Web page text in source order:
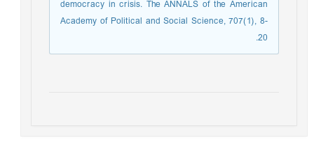
democracy in crisis. The ANNALS of the American
Academy of Political and Social Science, 707(1), 8-
20.